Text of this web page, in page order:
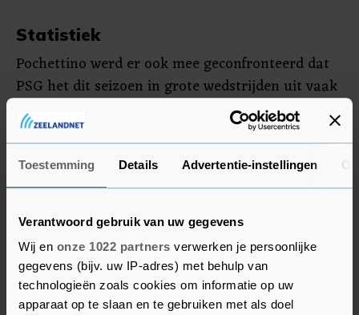
Toestemming Details Advertentie-instellingen
Verantwoord gebruik van uw gegevens
Wij en onze 1022 partners verwerken je persoonlijke
gegevens (bijv. uw IP-adres) met behulp van
technologieën zoals cookies om informatie op uw
apparaat op te slaan en te gebruiken met als doel
Statistiek
Pochettino werd er ook mee geconfronteerd dat
PSG het dit seizoen in grote wedstrijden uit vaak
beter doet dan thuis. Zo won de Franse topclub in
de achtste finales met 4-1 bij FC Barcelona. "Het
is een statistiek waar we aan het einde van het
seizoen eens naar moeten kijken, maar laten we
veranderen", aldus Pochettino.
Bayern kan dinsdag opnieuw niet beschikken
over de Poolse topscorer Robert Lewandowski.